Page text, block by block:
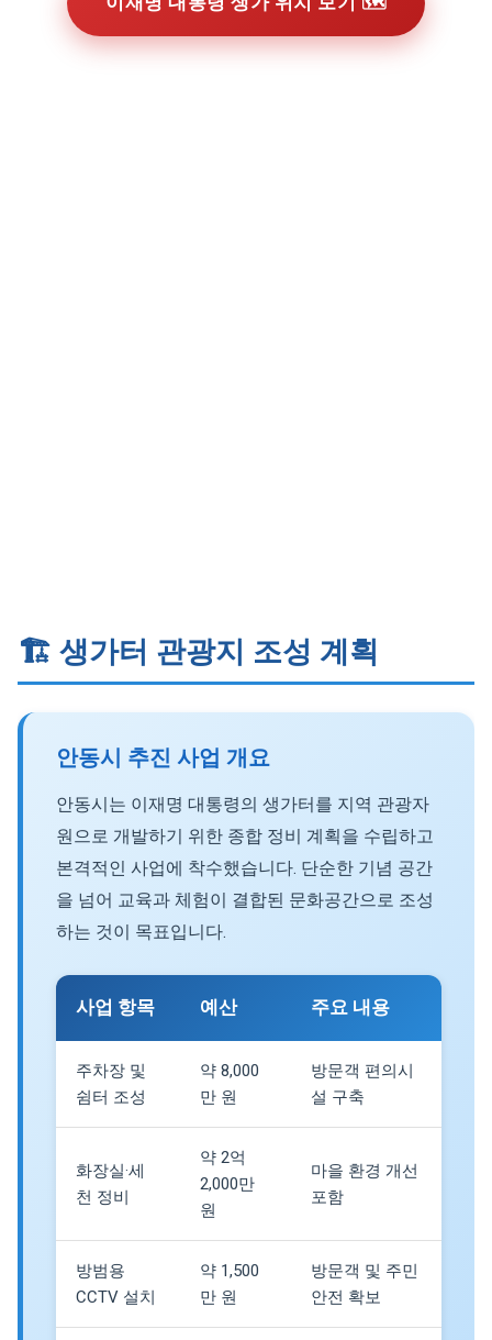
🏗️ 생가터 관광지 조성 계획
안동시 추진 사업 개요
안동시는 이재명 대통령의 생가터를 지역 관광자
원으로 개발하기 위한 종합 정비 계획을 수립하고
본격적인 사업에 착수했습니다. 단순한 기념 공간
을 넘어 교육과 체험이 결합된 문화공간으로 조성
하는 것이 목표입니다.
사업 항목 예산 주요 내용
주차장 및
쉼터 조성
약 8,000
만 원
방문객 편의시
설 구축
화장실·세
천 정비
약 2억
2,000만
원
마을 환경 개선
포함
방범용
CCTV 설치
약 1,500
만 원
방문객 및 주민
안전 확보